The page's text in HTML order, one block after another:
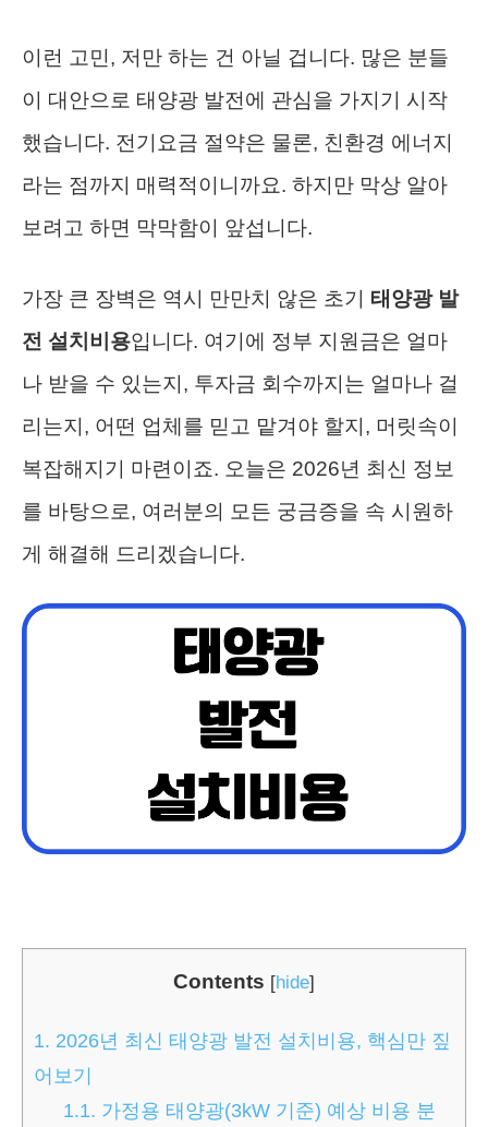
이런 고민, 저만 하는 건 아닐 겁니다. 많은 분들
이 대안으로 태양광 발전에 관심을 가지기 시작
했습니다. 전기요금 절약은 물론, 친환경 에너지
라는 점까지 매력적이니까요. 하지만 막상 알아
보려고 하면 막막함이 앞섭니다.
가장 큰 장벽은 역시 만만치 않은 초기 태양광 발
전 설치비용입니다. 여기에 정부 지원금은 얼마
나 받을 수 있는지, 투자금 회수까지는 얼마나 걸
리는지, 어떤 업체를 믿고 맡겨야 할지, 머릿속이
복잡해지기 마련이죠. 오늘은 2026년 최신 정보
를 바탕으로, 여러분의 모든 궁금증을 속 시원하
게 해결해 드리겠습니다.
Contents [hide]
1. 2026년 최신 태양광 발전 설치비용, 핵심만 짚
어보기
1.1. 가정용 태양광(3kW 기준) 예상 비용 분